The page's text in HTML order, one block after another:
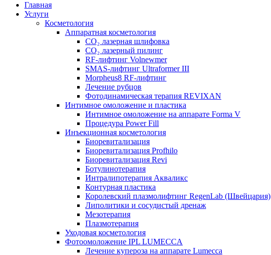
Главная
Услуги
Косметология
Аппаратная косметология
CO₂ лазерная шлифовка
CO₂ лазерный пилинг
RF-лифтинг Volnewmer
SMAS-лифтинг Ultraformer III
Morpheus8 RF-лифтинг
Лечение рубцов
Фотодинамическая терапия REVIXAN
Интимное омоложение и пластика
Интимное омоложение на аппарате Forma V
Процедура Power Fill
Инъекционная косметология
Биоревитализация
Биоревитализация Profhilo
Биоревитализация Revi
Ботулинотерапия
Интралипотерапия Акваликс
Контурная пластика
Королевский плазмолифтинг RegenLab (Швейцария)
Липолитики и сосудистый дренаж
Мезотерапия
Плазмотерапия
Уходовая косметология
Фотоомоложение IPL LUMECCA
Лечение купероза на аппарате Lumecca